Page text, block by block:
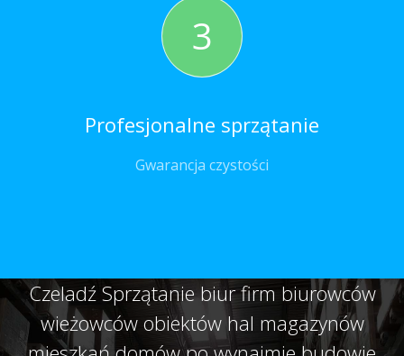
3
Profesjonalne sprzątanie
Gwarancja czystości
Czeladź Sprzątanie biur firm biurowców
wieżowców obiektów hal magazynów